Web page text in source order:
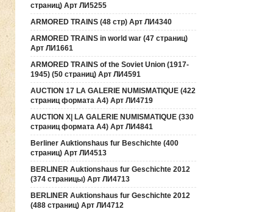
страниц) Арт ЛИ5255
ARMORED TRAINS (48 стр) Арт ЛИ4340
ARMORED TRAINS in world war (47 страниц)
Арт ЛИ1661
ARMORED TRAINS of the Soviet Union (1917-
1945) (50 страниц) Арт ЛИ4591
AUCTION 17 LA GALERIE NUMISMATIQUE (422
страниц формата А4) Арт ЛИ4719
AUCTION Х| LA GALERIE NUMISMATIQUE (330
страниц формата А4) Арт ЛИ4841
Berliner Auktionshaus fur Beschichte (400
страниц) Арт ЛИ4513
BERLINER Auktionshaus fur Geschichte 2012
(374 страницы) Арт ЛИ4713
BERLINER Auktionshaus fur Geschichte 2012
(488 страниц) Арт ЛИ4712